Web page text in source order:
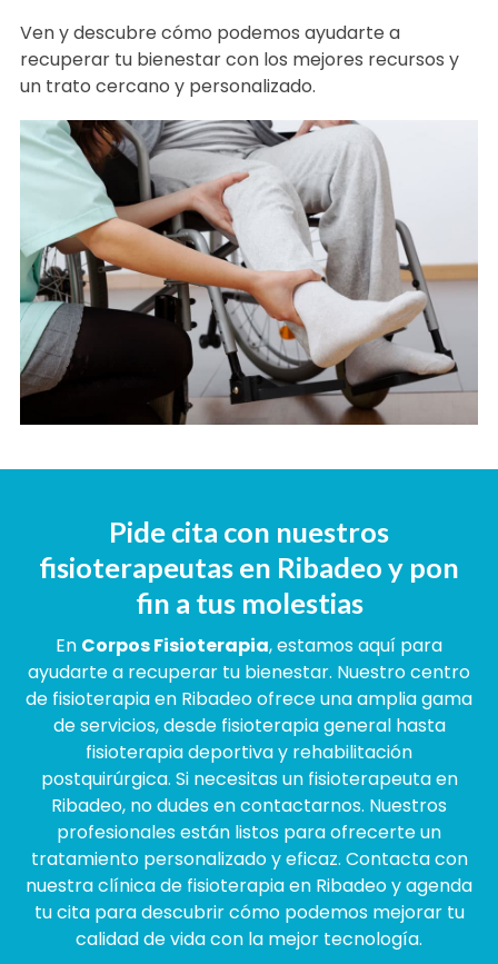
mejor opción.
Ven y descubre cómo podemos ayudarte a
un trato cercano y personalizado.
Pide cita con nuestros
fisioterapeutas en Ribadeo y pon
fin a tus molestias
EnCorpos Fisioterapia, estamos aquí para
ayudarte a recuperar tu bienestar. Nuestro centro
de fisioterapia en Ribadeo ofrece una amplia gama
de servicios, desde fisioterapia general hasta
fisioterapia deportiva y rehabilitación
postquirúrgica. Si necesitas un fisioterapeuta en
Ribadeo, no dudes en contactarnos. Nuestros
profesionales están listos para ofrecerte un
tratamiento personalizado y eficaz. Contacta con
nuestra clínica de fisioterapia en Ribadeo y agenda